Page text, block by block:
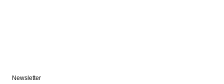
Newsletter